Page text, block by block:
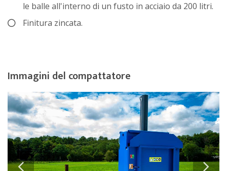
le balle all'interno di un fusto in acciaio da 200 litri.
Finitura zincata.
Immagini del compattatore